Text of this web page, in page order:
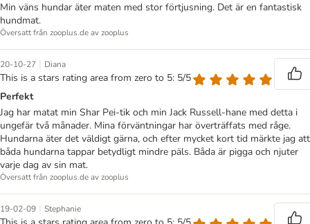
Min väns hundar äter maten med stor förtjusning. Det är en fantastisk
hundmat.
Översatt från zooplus.de av zooplus
20-10-27 | Diana
This is a stars rating area from zero to 5: 5/5
Perfekt
Jag har matat min Shar Pei-tik och min Jack Russell-hane med detta i
ungefär två månader. Mina förväntningar har överträffats med råge.
Hundarna äter det väldigt gärna, och efter mycket kort tid märkte jag att
båda hundarna tappar betydligt mindre päls. Båda är pigga och njuter
varje dag av sin mat.
Översatt från zooplus.de av zooplus
19-02-09 | Stephanie